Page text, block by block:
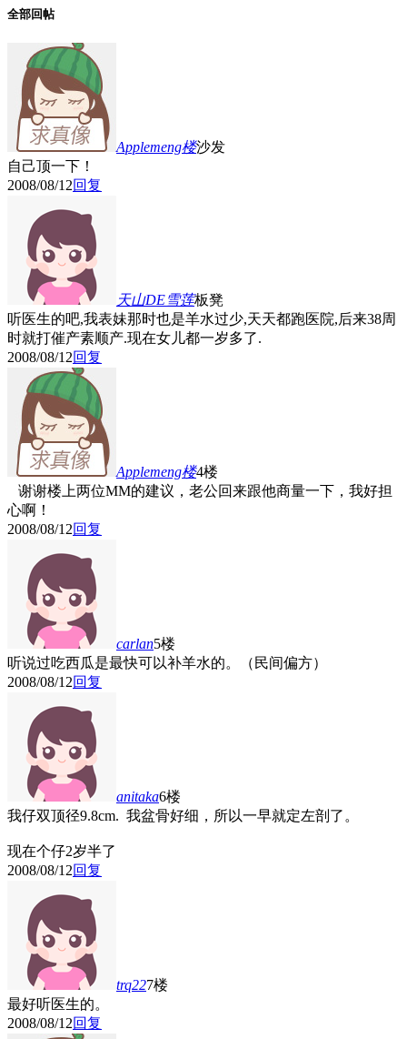
全部回帖
Applemeng楼沙发
自己顶一下！
2008/08/12回复
天山DE雪莲板凳
听医生的吧,我表妹那时也是羊水过少,天天都跑医院,后来38周
时就打催产素顺产.现在女儿都一岁多了.
2008/08/12回复
Applemeng楼4楼
谢谢楼上两位MM的建议，老公回来跟他商量一下，我好担
心啊！
2008/08/12回复
carlan5楼
听说过吃西瓜是最快可以补羊水的。（民间偏方）
2008/08/12回复
anitaka6楼
我仔双顶径9.8cm. 我盆骨好细，所以一早就定左剖了。
现在个仔2岁半了
2008/08/12回复
trq227楼
最好听医生的。
2008/08/12回复